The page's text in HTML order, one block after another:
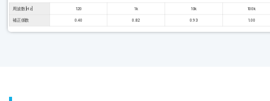
周波数 [Hz] 120 1k 10k 100k
補正係数 0.40 0.82 0.93 1.00